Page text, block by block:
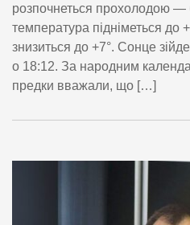
розпочнеться прохолодою —
температура підніметься до
знизиться до +7°. Сонце
о 18:12. За народним
предки вважали, що […]